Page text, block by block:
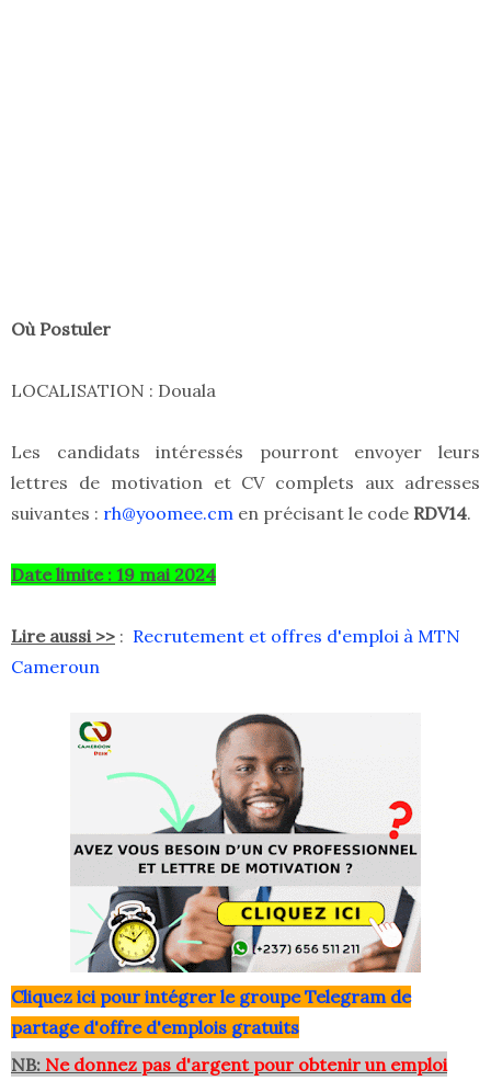
Où Postuler
LOCALISATION : Douala
Les candidats intéressés pourront envoyer leurs
lettres de motivation et CV complets aux adresses
suivantes : rh@yoomee.cm en précisant le code RDV14.
Date limite : 19 mai 2024
Lire aussi >> : Recrutement et offres d'emploi à MTN
Cameroun
Cliquez ici pour intégrer le groupe Telegram de
partage d'offre d'emplois gratuits
NB: Ne donnez pas d'argent pour obtenir un emploi